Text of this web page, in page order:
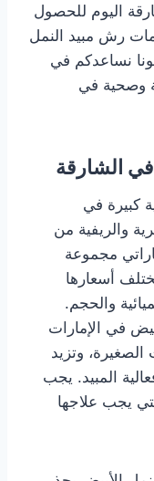
اليوم للحصول
رش مبيد النمل
نساعدكم في
وصحية في
في الشارقة
كبيرة في
والريفية من
مجموعة
أسعارها
والحجم.
في الإمارات
الصغيرة، وتزيد
المبيد. يجب
يجب علاجها